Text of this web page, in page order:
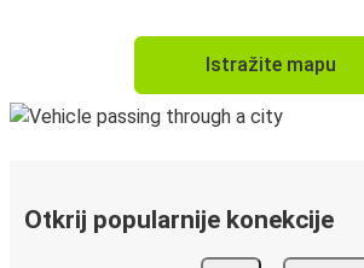
Istražite mapu
Otkrij popularnije konekcije